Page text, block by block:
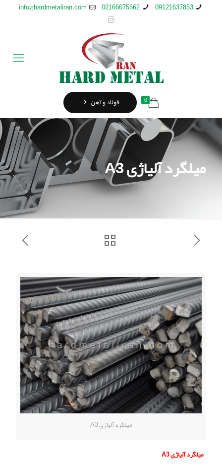
09121637853
02166675562
info@hardmetaliran.com
0 فولاد و آهن
میلگرد آلیاژی A3
میلگرد آلیاژی A3
میلگرد آلیاژی A3